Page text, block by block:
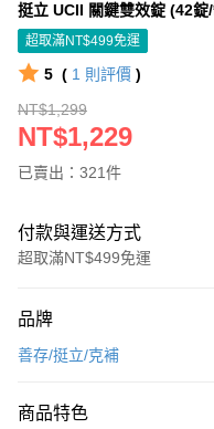
挺立 UCII 關鍵雙效錠 (42錠/
超取滿NT$499免運
5 ( 1 則評價 )
NT$1,299
NT$1,229
已賣出：321件
付款與運送方式
超取滿NT$499免運
信用卡一次付款
3 期 0 利率 每期
品牌
善存/挺立/克補
商品特色